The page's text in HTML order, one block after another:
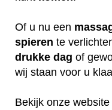
Of u nu een
spieren te
drukke dag of
wij staan voor u
Bekijk onze